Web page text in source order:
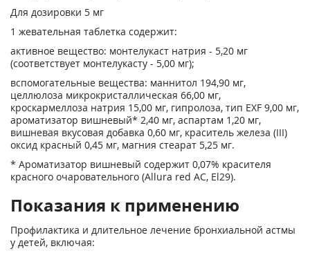
Для дозировки 5 мг
1 жевательная таблетка содержит:
активное вещество: монтелукаст натрия - 5,20 мг
(соответствует монтелукасту - 5,00 мг);
вспомогательные вещества: маннитол 194,90 мг,
целлюлоза микрокристаллическая 66,00 мг,
кроскармеллоза натрия 15,00 мг, гипролоза, тип EXF 9,00 мг,
ароматизатор вишневый* 2,40 мг, аспартам 1,20 мг,
вишневая вкусовая добавка 0,60 мг, краситель железа (III)
оксид красный 0,45 мг, магния стеарат 5,25 мг.
* Ароматизатор вишневый содержит 0,07% красителя
красного очаровательного (Allura red АС, El29).
Показания к применению
Профилактика и длительное лечение бронхиальной астмы
у детей, включая: